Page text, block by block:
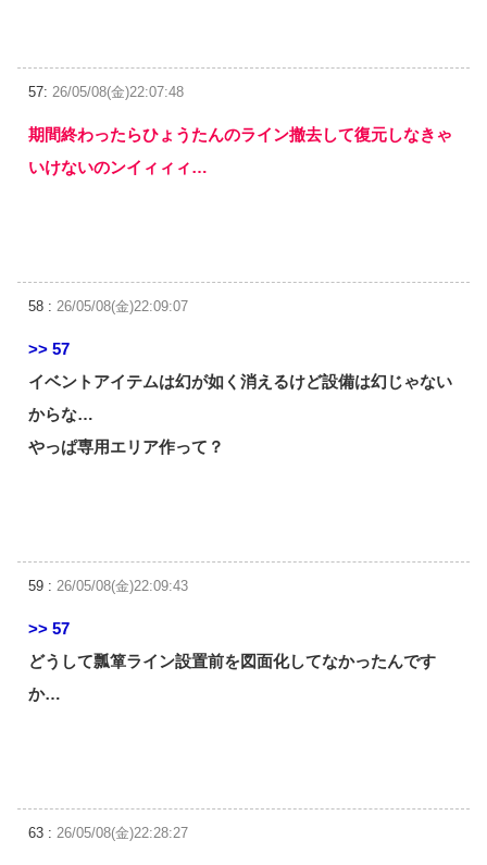
57: 26/05/08(金)22:07:48
期間終わったらひょうたんのライン撤去して復元しなきゃ
いけないのンイィィィ…
58 : 26/05/08(金)22:09:07
>> 57
イベントアイテムは幻が如く消えるけど設備は幻じゃない
からな…
やっぱ専用エリア作って？
59 : 26/05/08(金)22:09:43
>> 57
どうして瓢箪ライン設置前を図面化してなかったんです
か…
63 : 26/05/08(金)22:28:27